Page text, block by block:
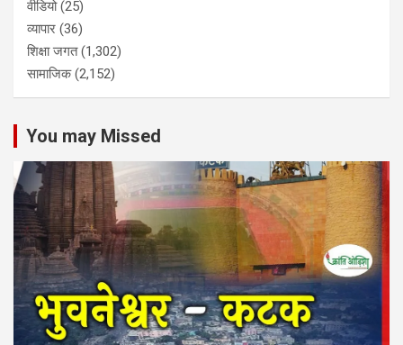
वीडियो(25)
व्यापार (36)
शिक्षा जगत(1,302)
सामाजिक(2,152)
You may Missed